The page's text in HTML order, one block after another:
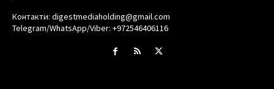
Контакти: digestmediaholding@gmail.com
Telegram/WhatsApp/Viber: +972546406116